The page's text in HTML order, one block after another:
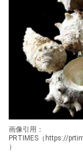
画像引用：
PRTIMES（https://
）